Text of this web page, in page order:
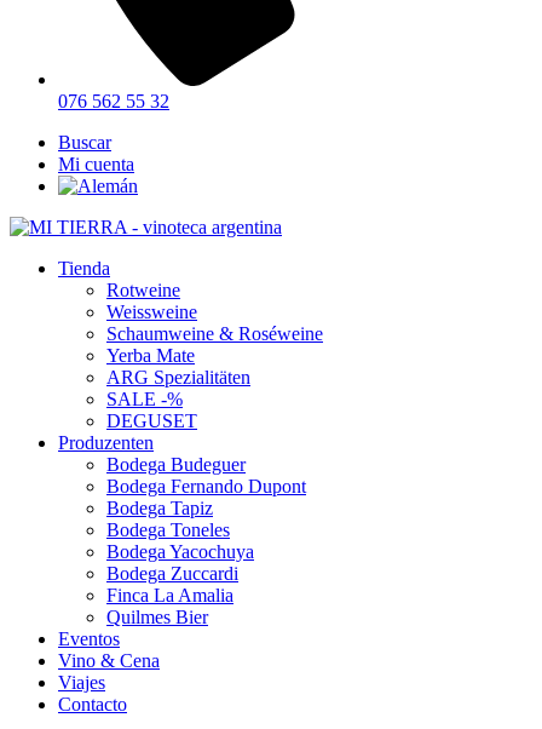
076 562 55 32
Buscar
Mi cuenta
Tienda
Rotweine
Weissweine
Schaumweine & Roséweine
Yerba Mate
ARG Spezialitäten
SALE -%
DEGUSET
Produzenten
Bodega Budeguer
Bodega Fernando Dupont
Bodega Tapiz
Bodega Toneles
Bodega Yacochuya
Bodega Zuccardi
Finca La Amalia
Quilmes Bier
Eventos
Vino & Cena
Viajes
Contacto